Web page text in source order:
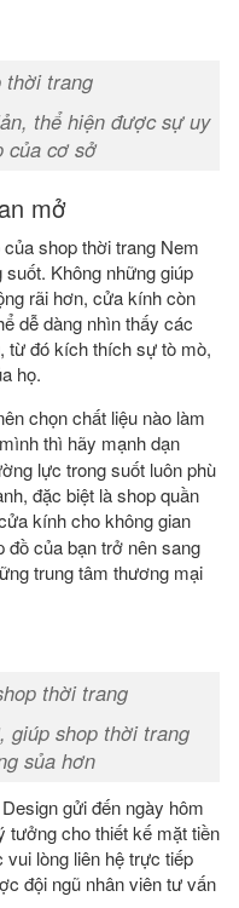
thể hiện được sự uy
của cơ sở
mở
shop thời trang Nem
Không những giúp
rãi hơn, cửa kính còn
dễ dàng nhìn thấy các
từ đó kích thích sự tò mò,
họ.
chọn chất liệu nào làm
thì hãy mạnh dạn
lực trong suốt luôn phù
đặc biệt là shop quần
kính cho không gian
đồ của bạn trở nên sang
trung tâm thương mại
giúp shop thời trang
sủa hơn
gửi đến ngày hôm
tưởng cho thiết kế mặt tiền
lòng liên hệ trực tiếp
đội ngũ nhân viên tư vấn